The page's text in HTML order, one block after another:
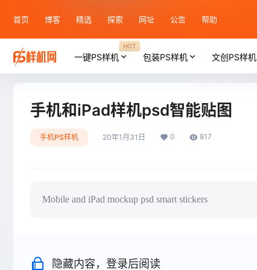
首页 博客 精选 探索 网址 公告 帮助
一键PS样机
HOT
包装PS样机 文创PS样机
手机和iPad样机psd智能贴图
手机PS样机 20年1月31日 0 817
Mobile and iPad mockup psd smart stickers
隐藏内容，登录后阅读